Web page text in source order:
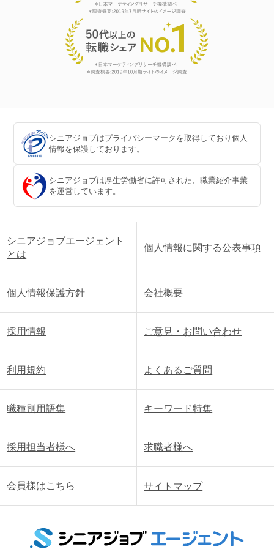
シニアジョブはプライバシーマークを取得しており個人
情報を保護しております。
シニアジョブは厚生労働省に許可された、職業紹介事業
を運営しています。
シニアジョブエージェント
とは
個人情報に関する公表事項
個人情報保護方針 会社概要
採用情報 ご意見・お問い合わせ
利用規約 よくあるご質問
職種別用語集 キーワード特集
採用担当者様へ 求職者様へ
会員様はこちら サイトマップ